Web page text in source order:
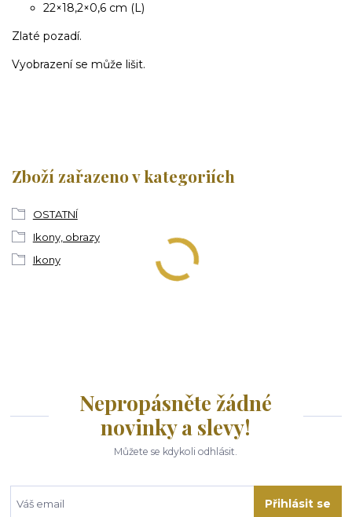
22×18,2×0,6 cm (L)
Zlaté pozadí.
Vyobrazení se může lišit.
Zboží zařazeno v kategoriích
OSTATNÍ
Ikony, obrazy
Ikony
Nepropásněte žádné
novinky a slevy!
Můžete se kdykoli odhlásit.
Přihlásit se